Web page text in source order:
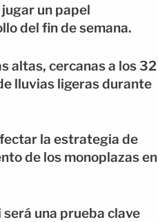
un papel
del fin de semana.
altas, cercanas a los 32
lluvias ligeras durante
la estrategia de
de los monoplazas en
una prueba clave